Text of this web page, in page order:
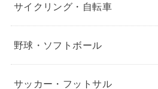
サイクリング・自転車
野球・ソフトボール
サッカー・フットサル